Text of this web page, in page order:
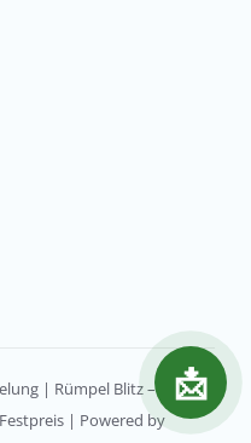
📩
| Rümpel Blitz –
| Powered by